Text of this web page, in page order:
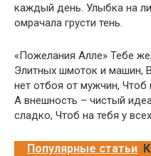
каждый день. Улыбка на
омрачала грусти тень.
«Пожелания Алле» Тебе
Элитных шмоток и машин,
нет отбоя от мужчин,
А внешность – чистый
сладко, Чтоб на тебя у
Популярные статьи